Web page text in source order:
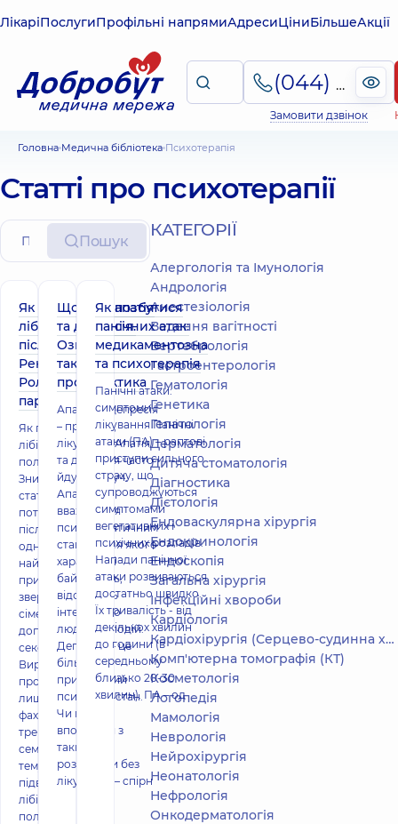
ЛікаріПослугиПрофільні напрямиАдресиЦіниБільшеАкції
(044) 495-2-888
Замовити дзвінок
Головна Медична бібліотека Психотерапія
Статті про психотерапії
Пошук
Як підвищити
лібідо у жінок
після пологів.
Рекомендації.
Роль
партнера
Як підвищити
лібідо після
пологів
Зниження
статевого
потягу у жінок
після пологів –
одна з
найчастіших
причин
звернення
сімейних пар по
допомогу до
сексопатолога.
Вирішувати
проблему треба
лише з
фахівцем,
тренінги та
семінари на
тему «Як
підвищити
лібідо після
пологів»
Що таке апатія
та депресія.
Ознаки,
тактика,
профілактика
Апатія та депресія
– причини,
лікування Апатія
та депресія часто
йдуть поруч.
Апатія
вважається
психосоматичним
станом, для якого
характерні
байдужість,
відсутність
інтересу до
людей та подій.
Депресія – це
більш
пригнічений
психічний стан.
Чи можна
впоратися з
такими
розладами без
лікування – спірн
Як позбутися
панічних атак:
медикаментозна
та психотерапія
Панічні атаки:
симптоми і
лікування Панічні
атаки (ПА) – раптові
приступи сильного
страху, що
супроводжуються
симптомами
вегетативних і
психічних розладів.
Напади панічної
атаки розвиваються
достатньо швидко.
Їх тривалість - від
декількох хвилин
до години (в
середньому
близько 20-30
хвилин). ПА – од
КАТЕГОРІЇ
Алергологія та Імунологія
Андрологія
Анестезіологія
Ведення вагітності
Вертебрологія
Гастроентерологія
Гематологія
Генетика
Гепатологія
Дерматологія
Дитяча стоматологія
Діагностика
Дієтологія
Ендоваскулярна хірургія
Ендокринологія
Ендоскопія
Загальна хірургія
Інфекційні хвороби
Кардіологія
Кардіохірургія (Серцево-судинна хірургія)
Комп'ютерна томографія (КТ)
Косметологія
Логопедія
Мамологія
Неврологія
Нейрохірургія
Неонатологія
Нефрологія
Онкодерматологія